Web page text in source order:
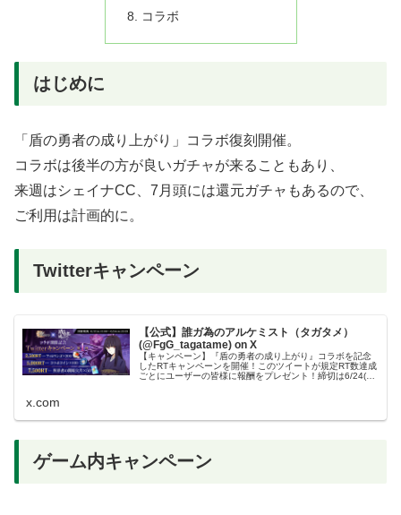
コラボ
はじめに
「盾の勇者の成り上がり」コラボ復刻開催。
コラボは後半の方が良いガチャが来ることもあり、
来週はシェイナCC、7月頭には還元ガチャもあるので、
ご利用は計画的に。
Twitterキャンペーン
【公式】誰ガ為のアルケミスト（タガタメ）
(@FgG_tagatame) on X
【キャンペーン】『盾の勇者の成り上がり』コラボを記念
したRTキャンペーンを開催！このツイートが規定RT数達成
ごとにユーザーの皆様に報酬をプレゼント！締切は6/24(木)
x.com
ゲーム内キャンペーン